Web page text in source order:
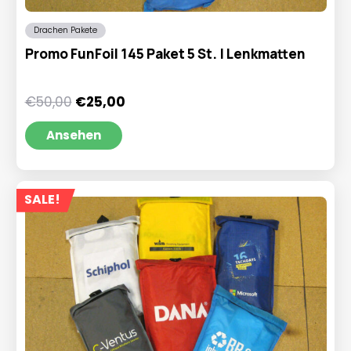
Drachen Pakete
Promo FunFoil 145 Paket 5 St. | Lenkmatten
€50,00 Ursprünglicher
Preis
war:
€50,00
€25,00Aktueller
Ansehen
SALE!